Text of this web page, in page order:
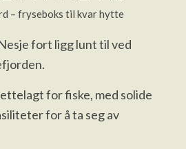
– fryseboks til kvar hytte
fort ligg lunt til ved
for fiske, med solide
for å ta seg av